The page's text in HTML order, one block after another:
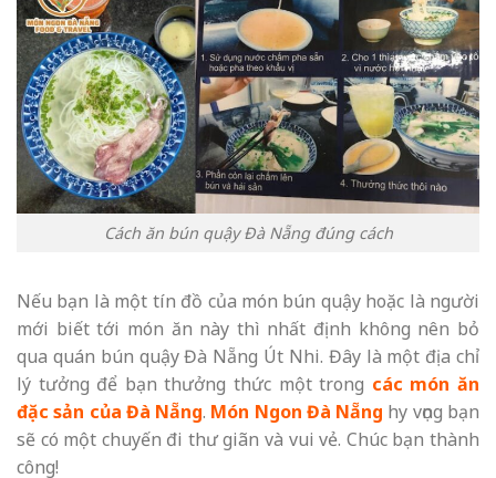
Cách ăn bún quậy Đà Nẵng đúng cách
Nếu bạn là một tín đồ của món bún quậy hoặc là người
mới biết tới món ăn này thì nhất định không nên bỏ
qua quán bún quậy Đà Nẵng Út Nhi. Đây là một địa chỉ
lý tưởng để bạn thưởng thức một trong các món ăn
đặc sản của Đà Nẵng. Món Ngon Đà Nẵng hy vọng bạn
sẽ có một chuyến đi thư giãn và vui vẻ. Chúc bạn thành
công!